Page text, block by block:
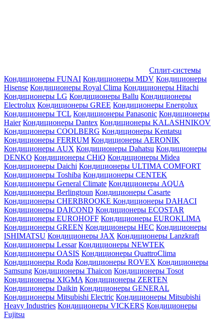
Сплит-системы
Кондиционеры FUNAI Кондиционеры MDV Кондиционеры
Hisense Кондиционеры Royal Clima Кондиционеры Hitachi
Кондиционеры LG Кондиционеры Ballu Кондиционеры
Electrolux Кондиционеры GREE Кондиционеры Energolux
Кондиционеры TCL Кондиционеры Panasonic Кондиционеры
Haier Кондиционеры Dantex Кондиционеры KALASHNIKOV
Кондиционеры СOOLBERG Кондиционеры Kentatsu
Кондиционеры FERRUM Кондиционеры AERONIK
Кондиционеры AUX Кондиционеры Dahatsu Кондиционеры
DENKO Кондиционеры CHiQ Кондиционеры Midea
Кондиционеры Daichi Кондиционеры ULTIMA COMFORT
Кондиционеры Toshiba Кондиционеры CENTEK
Кондиционеры General Climate Кондиционеры AQUA
Кондиционеры Berlingtoun Кондиционеры Casarte
Кондиционеры CHERBROOKE Кондиционеры DAHACI
Кондиционеры DAICOND Кондиционеры ECOSTAR
Кондиционеры EUROHOFF Кондиционеры EUROKLIMA
Кондиционеры GREEN Кондиционеры HEC Кондиционеры
ISHIMATSU Кондиционеры JAX Кондиционеры Lanzkraft
Кондиционеры Lessar Кондиционеры NEWTEK
Кондиционеры OASIS Кондиционеры QuattroClima
Кондиционеры Roda Кондиционеры ROVEX Кондиционеры
Samsung Кондиционеры Thaicon Кондиционеры Tosot
Кондиционеры XIGMA Кондиционеры ZERTEN
Кондиционеры Daikin Кондиционеры GENERAL
Кондиционеры Mitsubishi Electric Кондиционеры Mitsubishi
Heavy Industries Кондиционеры VICKERS Кондиционеры
Fujitsu